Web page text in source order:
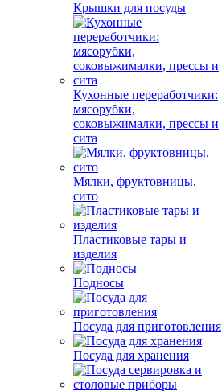
Крышки для посуды
Кухонные переработчики:
мясорубки,
соковыжималки, прессы и
сита
Мялки, фруктовницы,
сито
Пластиковые тары и
изделия
Подносы
Посуда для приготовления
Посуда для хранения